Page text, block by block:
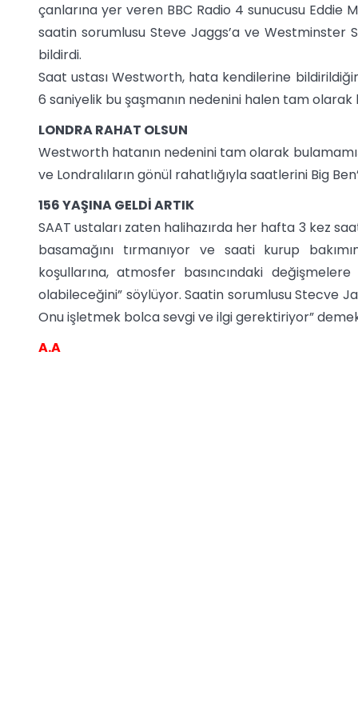
çanlarına yer veren BBC Radio 4 sunucusu
saatin sorumlusu Steve Jaggs’a ve Westminster
bildirdi.
Saat ustası Westworth, hata kendilerine
6 saniyelik bu şaşmanın nedenini halen tam
LONDRA RAHAT OLSUN
Westworth hatanın nedenini tam olarak
ve Londralıların gönül rahatlığıyla saatlerini Big
156 YAŞINA GELDİ ARTIK
SAAT ustaları zaten halihazırda her hafta 3 kez
basamağını tırmanıyor ve saati kurup
koşullarına, atmosfer basıncındaki
olabileceğini” söylüyor. Saatin sorumlusu Stecve
Onu işletmek bolca sevgi ve ilgi gerektiriyor”
A.A